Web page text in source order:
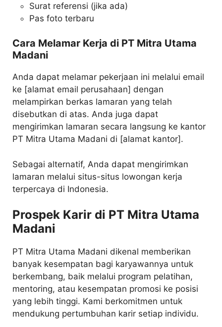
Surat referensi (jika ada)
Pas foto terbaru
Cara Melamar Kerja di PT Mitra Utama
Madani
Anda dapat melamar pekerjaan ini melalui email
ke [alamat email perusahaan] dengan
melampirkan berkas lamaran yang telah
disebutkan di atas. Anda juga dapat
mengirimkan lamaran secara langsung ke kantor
PT Mitra Utama Madani di [alamat kantor].
Sebagai alternatif, Anda dapat mengirimkan
lamaran melalui situs-situs lowongan kerja
terpercaya di Indonesia.
Prospek Karir di PT Mitra Utama
Madani
PT Mitra Utama Madani dikenal memberikan
banyak kesempatan bagi karyawannya untuk
berkembang, baik melalui program pelatihan,
mentoring, atau kesempatan promosi ke posisi
yang lebih tinggi. Kami berkomitmen untuk
mendukung pertumbuhan karir setiap individu.